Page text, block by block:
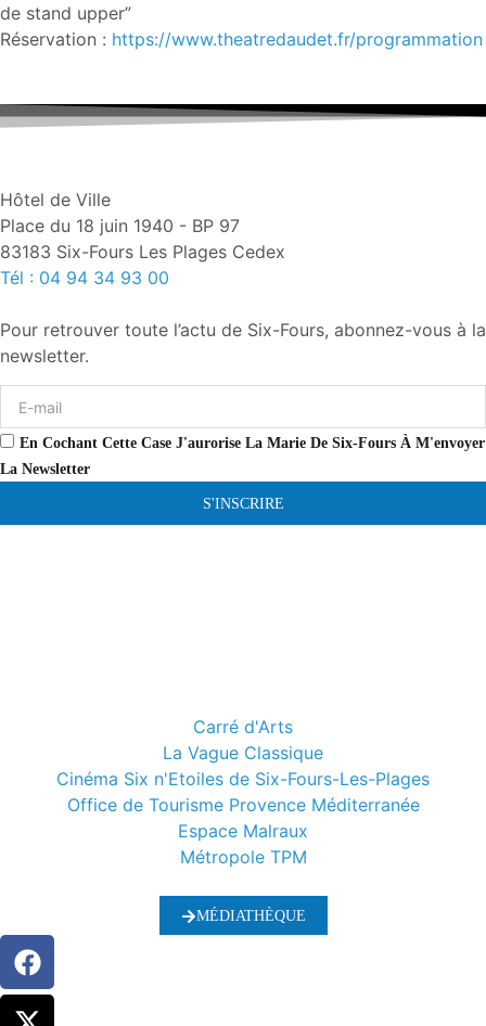
de stand upper”
Réservation : https://www.theatredaudet.fr/programmation
Hôtel de Ville
Place du 18 juin 1940 - BP 97
83183 Six-Fours Les Plages Cedex
Tél : 04 94 34 93 00
Pour retrouver toute l’actu de Six-Fours, abonnez-vous à la
newsletter.
En Cochant Cette Case J'aurorise La Marie De Six-Fours À M'envoyer
La Newsletter
S'INSCRIRE
Carré d'Arts
La Vague Classique
Cinéma Six n'Etoiles de Six-Fours-Les-Plages
Office de Tourisme Provence Méditerranée
Espace Malraux
Métropole TPM
MÉDIATHÈQUE